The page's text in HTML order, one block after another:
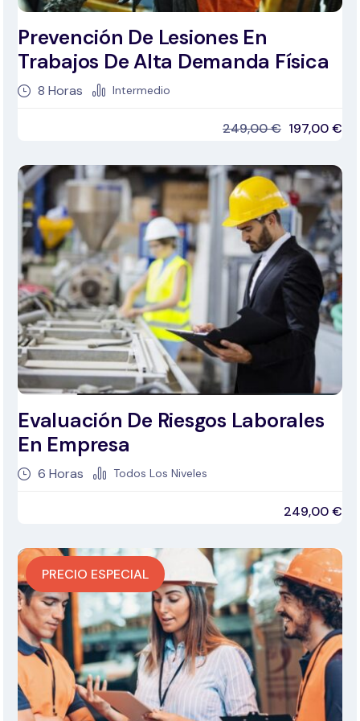
Prevención De Lesiones En
Trabajos De Alta Demanda Física
8 Horas Intermedio
249,00€ 197,00€
Evaluación De Riesgos Laborales
En Empresa
6 Horas Todos Los Niveles
249,00€
PRECIO ESPECIAL